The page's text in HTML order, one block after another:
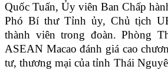
Quốc Tuấn, Ủy viên Ban Chấp
Phó Bí thư Tỉnh ủy, Chủ tịch
thành viên trong đoàn. Phòng
ASEAN Macao đánh giá cao
tư, thương mại của tỉnh Thái